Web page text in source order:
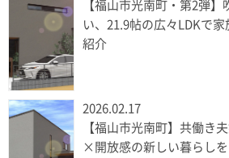
【福山市光南町・第2弾】
い、21.9帖の広々LDKで
紹介
2026.02.17
【福山市光南町】共働き
×開放感の新しい暮らし